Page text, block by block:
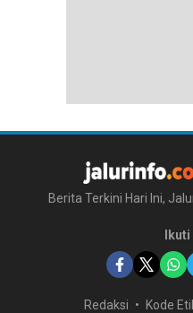
Berita Terkini Hari Ini,
Ikuti
Redaksi Kode